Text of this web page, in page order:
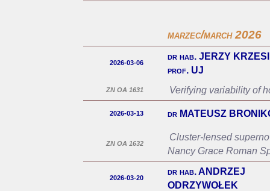
marzec/march 2026
2026-03-06
dr hab. JERZY
prof. UJ
ZN OA 1631 Verifying variability of
2026-03-13 dr MATEUSZ
ZN OA 1632
Cluster-lensed
Nancy Grace Roman
2026-03-20
dr hab. ANDRZEJ
ODRZYWOŁEK